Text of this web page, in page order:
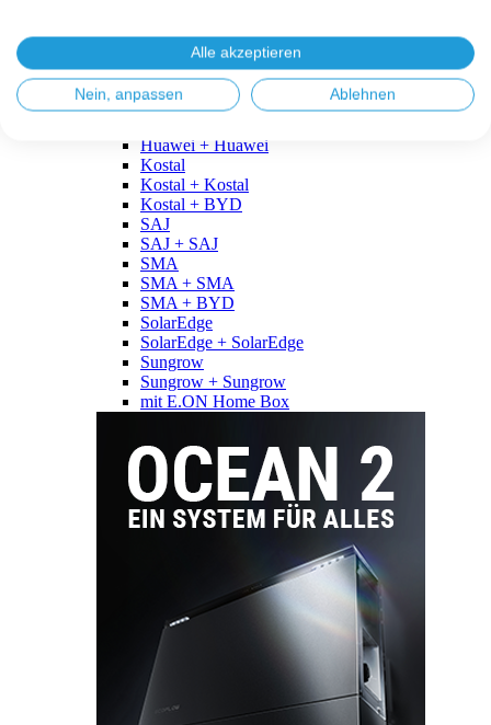
Fronius + BYD
GoodWe
GoodWe + GoodWe
GoodWe + BYD
Huawei + Huawei
Kostal
Kostal + Kostal
Kostal + BYD
SAJ
SAJ + SAJ
SMA
SMA + SMA
SMA + BYD
SolarEdge
SolarEdge + SolarEdge
Sungrow
Sungrow + Sungrow
mit E.ON Home Box
Alle akzeptieren
Nein, anpassen Ablehnen